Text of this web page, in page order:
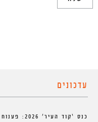
עדכונים
כנס ‘קוד העיר’ 2026: פענוח ועיצוב עיר המחר